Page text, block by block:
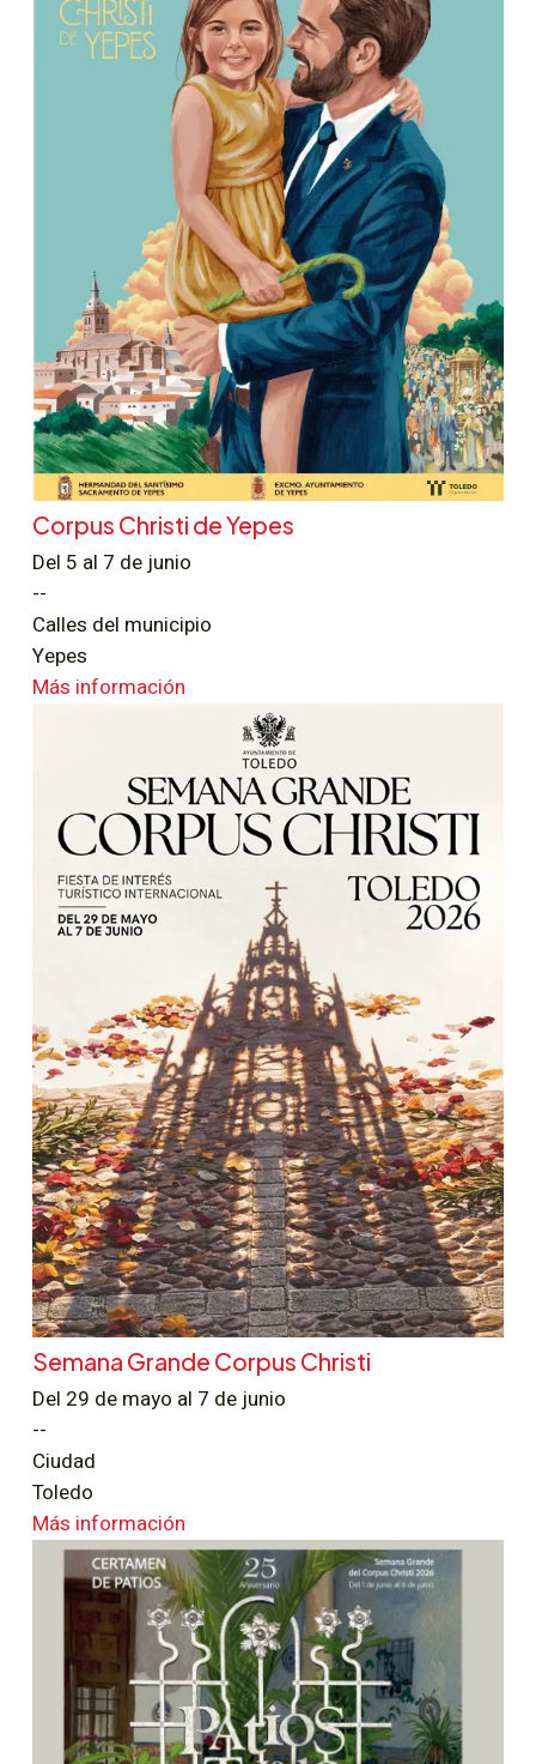
Corpus Christi de Yepes
Del 5 al 7 de junio
--
Calles del municipio
Yepes
Más información
Semana Grande Corpus Christi
Del 29 de mayo al 7 de junio
--
Ciudad
Toledo
Más información